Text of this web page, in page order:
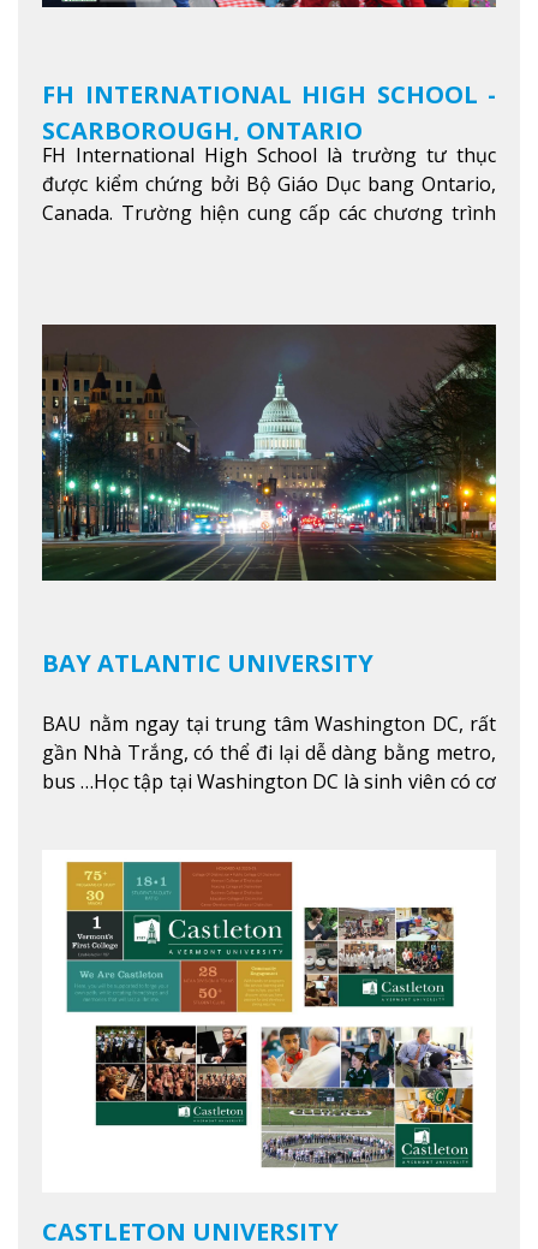
FH INTERNATIONAL HIGH SCHOOL -
SCARBOROUGH, ONTARIO
FH International High School là trường tư thục
được kiểm chứng bởi Bộ Giáo Dục bang Ontario,
Canada. Trường hiện cung cấp các chương trình
nhanh chóng môi trường học tại Canada.Xem
thêm
BAY ATLANTIC UNIVERSITY
BAU nằm ngay tại trung tâm Washington DC, rất
gần Nhà Trắng, có thể đi lại dễ dàng bằng metro,
bus …Học tập tại Washington DC là sinh viên có cơ
nghiệp ở Mỹ, #7 thành phố an toàn nhất trên Thế
Xem thêm
CASTLETON UNIVERSITY